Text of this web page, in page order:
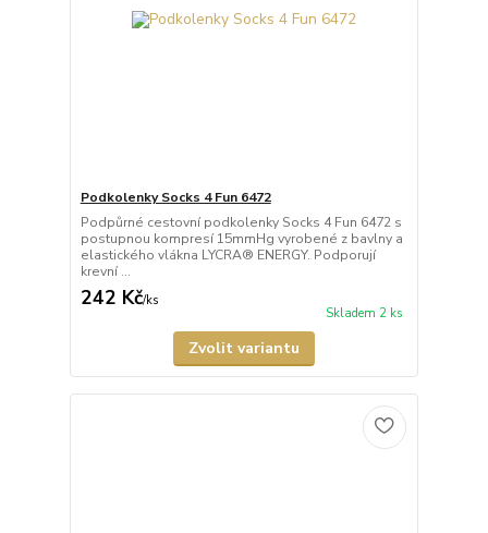
Podkolenky Socks 4 Fun 6472
Podpůrné cestovní podkolenky Socks 4 Fun 6472 s
postupnou kompresí 15mmHg vyrobené z bavlny a
elastického vlákna LYCRA® ENERGY. Podporují
krevní ...
242 Kč/ks
Skladem 2 ks
Zvolit variantu